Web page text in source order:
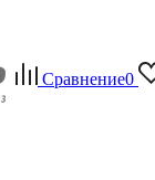
Сравнение0